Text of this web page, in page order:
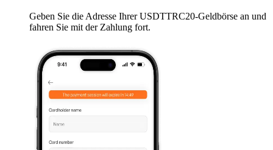
Geben Sie die Adresse Ihrer USDTTRC20-Geldbörse an und
fahren Sie mit der Zahlung fort.